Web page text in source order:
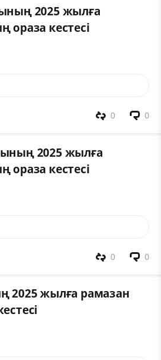
2025 жылға
ораза кестесі
0
0
2025 жылға
ораза кестесі
0
0
2025 жылға рамазан